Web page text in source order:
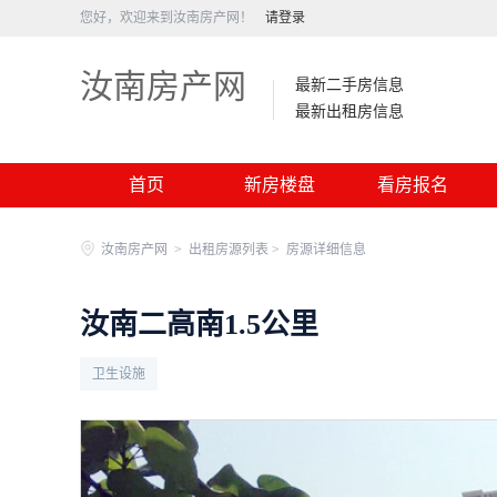
您好，欢迎来到汝南房产网！ 请登录
汝南房产网
最新二手房信息
最新出租房信息
首页 新房楼盘 看房报名
汝南房产网 > 出租房源列表 > 房源详细信息
汝南二高南1.5公里
卫生设施